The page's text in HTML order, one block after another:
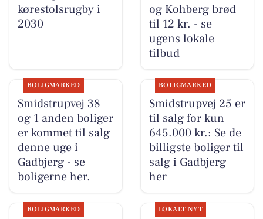
kørestolsrugby i
2030
og Kohberg brød
til 12 kr. - se
ugens lokale
tilbud
BOLIGMARKED
Smidstrupvej 38
og 1 anden boliger
er kommet til salg
denne uge i
Gadbjerg - se
boligerne her.
BOLIGMARKED
Smidstrupvej 25 er
til salg for kun
645.000 kr.: Se de
billigste boliger til
salg i Gadbjerg
her
BOLIGMARKED LOKALT NYT